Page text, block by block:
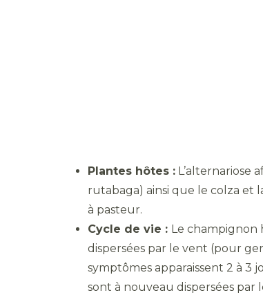
Plantes hôtes : L’alternariose
rutabaga) ainsi que le colza et
à pasteur.
Cycle de vie : Le champignon
dispersées par le vent (pour
symptômes apparaissent 2 à 3
sont à nouveau dispersées par